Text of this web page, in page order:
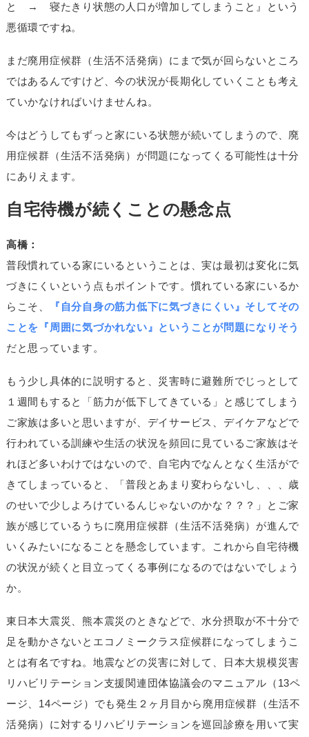
と → 寝たきり状態の人口が増加してしまうこと』という
悪循環ですね。
まだ廃用症候群（生活不活発病）にまで気が回らないところ
ではあるんですけど、今の状況が長期化していくことも考え
ていかなければいけませんね。
今はどうしてもずっと家にいる状態が続いてしまうので、廃
用症候群（生活不活発病）が問題になってくる可能性は十分
にありえます。
自宅待機が続くことの懸念点
高橋：
普段慣れている家にいるということは、実は最初は変化に気
づきにくいという点もポイントです。慣れている家にいるか
らこそ、
『自分自身の筋力低下に気づきにくい』そしてその
ことを『周囲に気づかれない』ということが問題になりそう
だと思っています。
もう少し具体的に説明すると、災害時に避難所でじっとして
１週間もすると「筋力が低下してきている」と感じてしまう
ご家族は多いと思いますが、デイサービス、デイケアなどで
行われている訓練や生活の状況を頻回に見ているご家族はそ
れほど多いわけではないので、自宅内でなんとなく生活がで
きてしまっていると、「普段とあまり変わらないし、、、歳
のせいで少しよろけているんじゃないのかな？？？」とご家
族が感じているうちに廃用症候群（生活不活発病）が進んで
いくみたいになることを懸念しています。これから自宅待機
の状況が続くと目立ってくる事例になるのではないでしょう
か。
東日本大震災、熊本震災のときなどで、水分摂取が不十分で
足を動かさないとエコノミークラス症候群になってしまうこ
とは有名ですね。地震などの災害に対して、日本大規模災害
リハビリテーション支援関連団体協議会のマニュアル（13ペ
ージ、14ページ）でも発生２ヶ月目から廃用症候群（生活不
活発病）に対するリハビリテーションを巡回診療を用いて実